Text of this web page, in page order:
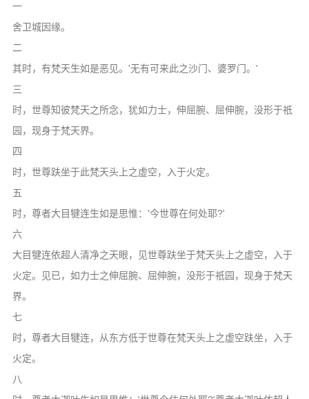
一
舍卫城因缘。
二
其时，有梵天生如是恶见。'无有可来此之沙门、婆罗门。'
三
时，世尊知彼梵天之所念，犹如力士，伸屈腕、屈伸腕，没形于祇
园，现身于梵天界。
四
时，世尊趺坐于此梵天头上之虚空，入于火定。
五
时，尊者大目犍连生如是思惟：'今世尊在何处耶?'
六
大目犍连依超人清净之天眼，见世尊趺坐于梵天头上之虚空，入于
火定。见已，如力士之伸屈腕、屈伸腕，没形于祇园，现身于梵天
界。
七
时，尊者大目犍连，从东方低于世尊在梵天头上之虚空趺坐，入于
火定。
八